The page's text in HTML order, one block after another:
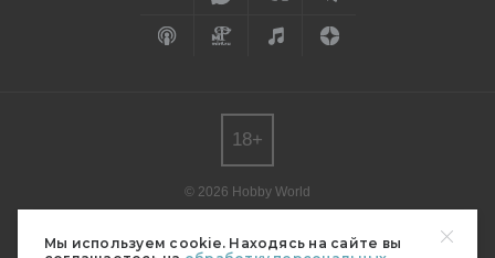
Мы используем cookie. Находясь на сайте вы
© 2026 Hobby World
редакции.
18+